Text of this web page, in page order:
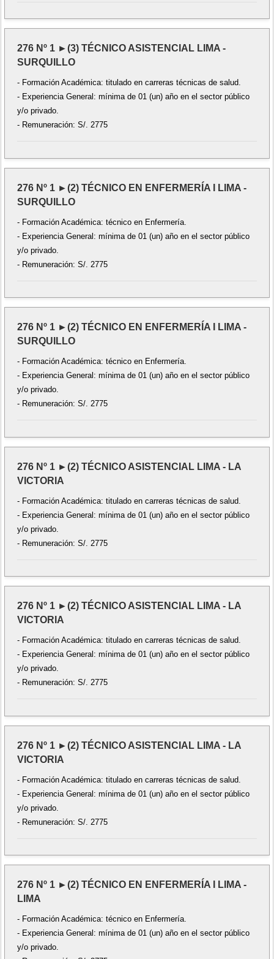
276 Nº 1 ►(3) TÉCNICO ASISTENCIAL LIMA -
SURQUILLO
- Formación Académica: titulado en carreras técnicas de salud.
- Experiencia General: mínima de 01 (un) año en el sector público
y/o privado.
- Remuneración: S/. 2775
276 Nº 1 ►(2) TÉCNICO EN ENFERMERÍA I LIMA -
SURQUILLO
- Formación Académica: técnico en Enfermería.
- Experiencia General: mínima de 01 (un) año en el sector público
y/o privado.
- Remuneración: S/. 2775
276 Nº 1 ►(2) TÉCNICO EN ENFERMERÍA I LIMA -
SURQUILLO
- Formación Académica: técnico en Enfermería.
- Experiencia General: mínima de 01 (un) año en el sector público
y/o privado.
- Remuneración: S/. 2775
276 Nº 1 ►(2) TÉCNICO ASISTENCIAL LIMA - LA
VICTORIA
- Formación Académica: titulado en carreras técnicas de salud.
- Experiencia General: mínima de 01 (un) año en el sector público
y/o privado.
- Remuneración: S/. 2775
276 Nº 1 ►(2) TÉCNICO ASISTENCIAL LIMA - LA
VICTORIA
- Formación Académica: titulado en carreras técnicas de salud.
- Experiencia General: mínima de 01 (un) año en el sector público
y/o privado.
- Remuneración: S/. 2775
276 Nº 1 ►(2) TÉCNICO ASISTENCIAL LIMA - LA
VICTORIA
- Formación Académica: titulado en carreras técnicas de salud.
- Experiencia General: mínima de 01 (un) año en el sector público
y/o privado.
- Remuneración: S/. 2775
276 Nº 1 ►(2) TÉCNICO EN ENFERMERÍA I LIMA -
LIMA
- Formación Académica: técnico en Enfermería.
- Experiencia General: mínima de 01 (un) año en el sector público
y/o privado.